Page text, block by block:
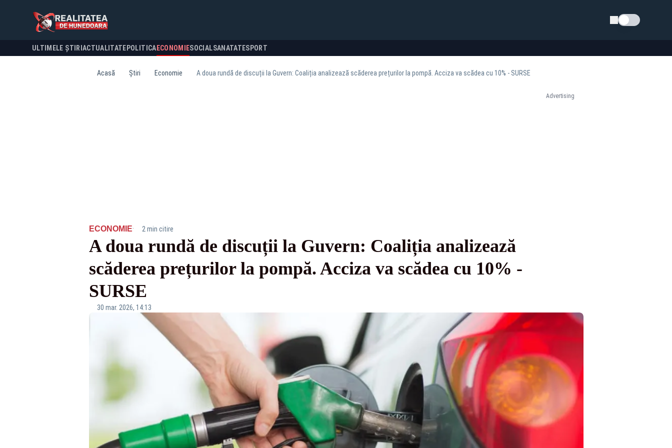
Schimba tema
ULTIMELE ȘTIRI ACTUALITATE POLITICA ECONOMIESOCIALSANATATESPORT
Acasă Știri Economie A doua rundă de discuții la Guvern: Coaliția analizează scăderea prețurilor la pompă. Acciza va scădea cu 10% - SURSE
Advertising
ECONOMIE· 2 min citire
A doua rundă de discuții la Guvern: Coaliția analizează
scăderea prețurilor la pompă. Acciza va scădea cu 10% -
SURSE
30 mar. 2026, 14:13